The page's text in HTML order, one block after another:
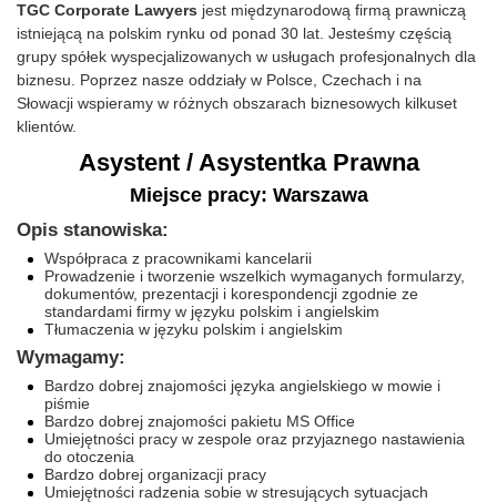
TGC Corporate Lawyers jest międzynarodową firmą prawniczą
istniejącą na polskim rynku od ponad 30 lat. Jesteśmy częścią
grupy spółek wyspecjalizowanych w usługach profesjonalnych dla
biznesu. Poprzez nasze oddziały w Polsce, Czechach i na
Słowacji wspieramy w różnych obszarach biznesowych kilkuset
klientów.
Asystent / Asystentka Prawna
Miejsce pracy: Warszawa
Opis stanowiska:
Współpraca z pracownikami kancelarii
Prowadzenie i tworzenie wszelkich wymaganych formularzy,
dokumentów, prezentacji i korespondencji zgodnie ze
standardami firmy w języku polskim i angielskim
Tłumaczenia w języku polskim i angielskim
Wymagamy:
Bardzo dobrej znajomości języka angielskiego w mowie i
piśmie
Bardzo dobrej​ znajomości pakietu MS Office
Umiejętności pracy w zespole oraz przyjaznego nastawienia
do otoczenia
Bardzo dobrej organizacji pracy
Umiejętności radzenia sobie w stresujących sytuacjach